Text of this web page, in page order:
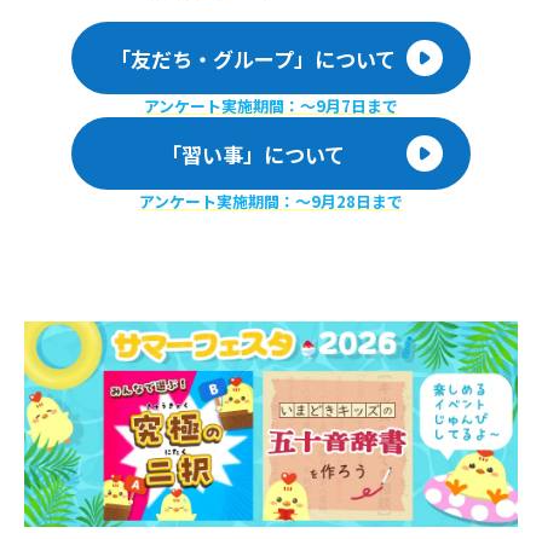
「友だち・グループ」について
アンケート実施期間：〜9月7日まで
「習い事」について
アンケート実施期間：〜9月28日まで